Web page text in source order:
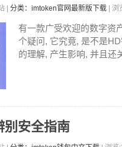
| 分类：imtoken官网最新版下载 |
有一款广受欢迎的数字资
个疑问, 它究竟, 是不是
的理解, 产生影响, 并且还
别安全指南